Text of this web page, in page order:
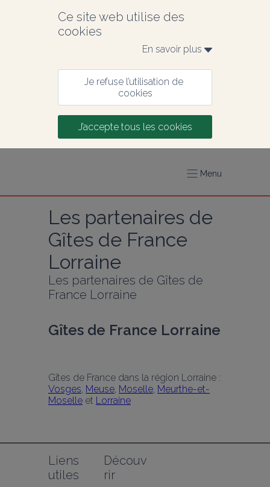
Ce site web utilise des
cookies
En savoir plus
Je refuse l’utilisation de
cookies
J’accepte tous les cookies
Menu
Les partenaires de
Gîtes de France
Lorraine
Les partenaires de Gîtes de
France Lorraine
Gîtes de France Lorraine
Vosges, Meuse, Moselle, Meurthe-et-
Moselle et Lorraine
Liens
utiles
Découv
rir